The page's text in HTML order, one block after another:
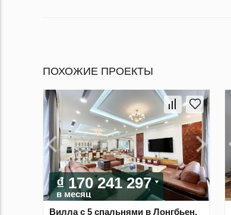
ПОХОЖИЕ ПРОЕКТЫ
₫ 170 241 297
в месяц
Вилла с 5 спальнями в Лонгбьен,